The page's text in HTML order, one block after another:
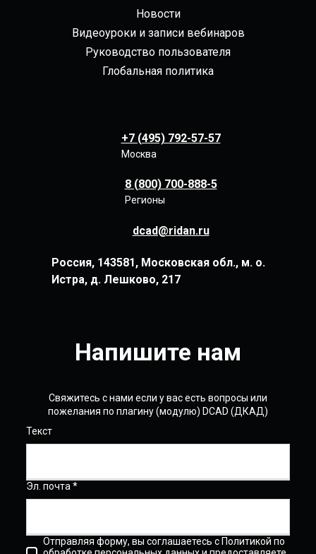
Новости
Видеоуроки и записи вебинаров
Руководство пользователя
Глобальная политика
+7 (495) 792-57-57
Москва
8 (800) 700-888-5
Регионы
dcad@ridan.ru
Россия, 143581, Московская обл., м. о.
Истра, д. Лешково, 217
Напишите нам
Свяжитесь с нами если у вас есть вопросы или
пожелания по плагину (модулю) DCAD (ДКАД)
Текст
Эл. почта *
Отправляя форму, вы соглашаетесь с Политикой по